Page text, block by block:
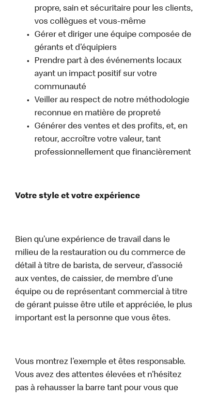
propre, sain et sécuritaire pour les clients,
vos collègues et vous-même
Gérer et diriger une équipe composée de
gérants et d’équipiers
Prendre part à des événements locaux
ayant un impact positif sur votre
communauté
Veiller au respect de notre méthodologie
reconnue en matière de propreté
Générer des ventes et des profits, et, en
retour, accroître votre valeur, tant
professionnellement que financièrement
Votre style et votre expérience
Bien qu’une expérience de travail dans le
milieu de la restauration ou du commerce de
détail à titre de barista, de serveur, d’associé
aux ventes, de caissier, de membre d’une
équipe ou de représentant commercial à titre
de gérant puisse être utile et appréciée, le plus
important est la personne que vous êtes.
Vous montrez l’exemple et êtes responsable.
Vous avez des attentes élevées et n’hésitez
pas à rehausser la barre tant pour vous que